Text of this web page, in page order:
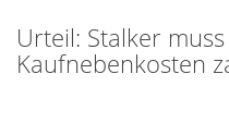
Urteil: Stalker
Kaufnebenkosten